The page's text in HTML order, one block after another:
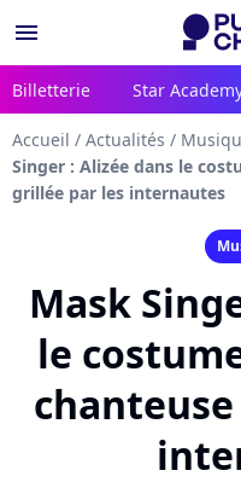
menu
Billetterie Star
Accueil / Actualités /
Singer : Alizée dans le
grillée par les internautes
Mask
le